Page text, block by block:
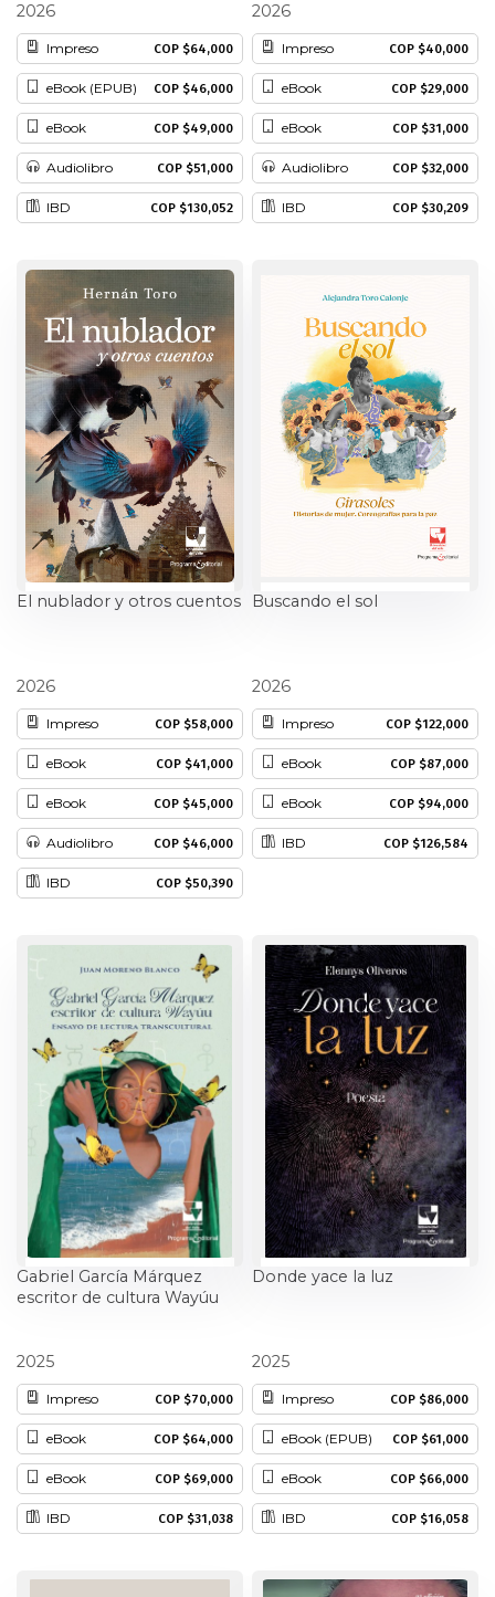
Género
Geografía
Historia
Ingeniería
Literatura
Matemáticas
Medicina
Medioambiente
Música
Narcotráfico
Periodismo
Política y gobierno
Posconflicto
Psicología
2026
Impreso COP $64,000
eBook (EPUB) COP $46,000
eBook COP $49,000
IBD COP $130,052
Audiolibro COP $51,000
2026
IBD COP $30,209
Impreso COP $40,000
eBook COP $29,000
eBook COP $31,000
Audiolibro COP $32,000
El nublador y otros cuentos
2026
Impreso COP $58,000
IBD COP $50,390
eBook COP $41,000
eBook COP $45,000
Audiolibro COP $46,000
Buscando el sol
2026
IBD COP $126,584
Impreso COP $122,000
eBook COP $87,000
eBook COP $94,000
Gabriel García Márquez
escritor de cultura Wayúu
2025
Impreso COP $70,000
IBD COP $31,038
eBook COP $64,000
eBook COP $69,000
Donde yace la luz
2025
Impreso COP $86,000
eBook (EPUB) COP $61,000
eBook COP $66,000
IBD COP $16,058